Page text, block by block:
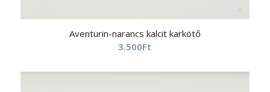
Aventurin-narancs kalcit karkötő
3.500Ft